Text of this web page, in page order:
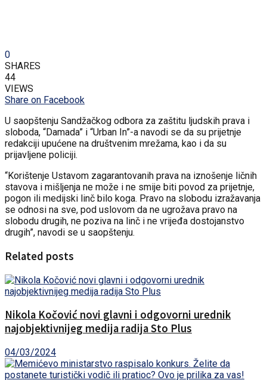
0
SHARES
44
VIEWS
Share on Facebook
U saopštenju Sandžačkog odbora za zaštitu ljudskih prava i
sloboda, “Damada” i “Urban In”-a navodi se da su prijetnje
redakciji upućene na društvenim mrežama, kao i da su
prijavljene policiji.
“Korištenje Ustavom zagarantovanih prava na iznošenje ličnih
stavova i mišljenja ne može i ne smije biti povod za prijetnje,
pogon ili medijski linč bilo koga. Pravo na slobodu izražavanja
se odnosi na sve, pod uslovom da ne ugrožava pravo na
slobodu drugih, ne poziva na linč i ne vrijeđa dostojanstvo
drugih”, navodi se u saopštenju.
Related posts
Nikola Kočović novi glavni i odgovorni urednik
najobjektivnijeg medija radija Sto Plus
04/03/2024